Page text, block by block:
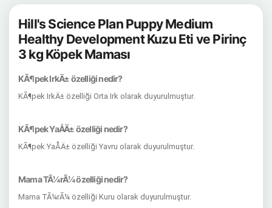
Hill's Science Plan Puppy Medium
Healthy Development Kuzu Eti ve Pirinç
3 kg Köpek Maması
KÃ¶pek IrkÄ± özelliği nedir?
KÃ¶pek IrkÄ± özelliği Orta Irk olarak duyurulmuştur.
KÃ¶pek YaÅÄ± özelliği nedir?
KÃ¶pek YaÅÄ± özelliği Yavru olarak duyurulmuştur.
Mama TÃ¼rÃ¼ özelliği nedir?
Mama TÃ¼rÃ¼ özelliği Kuru olarak duyurulmuştur.